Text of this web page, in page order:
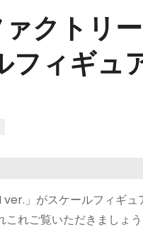
ァクトリ
フィギュ
」がスケールフィギ
れご覧いただきましょう